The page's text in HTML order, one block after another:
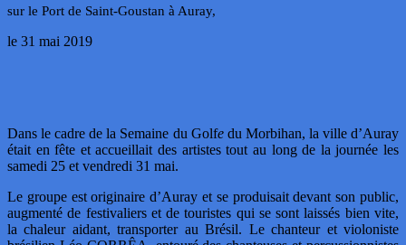
sur le Port de Saint-Goustan à Auray,
le 31 mai 2019
Dans le cadre de la Semaine du Golfedu Morbihan, la ville d’Auray
était en fête et accueillait des artistes tout au long de la journée les
samedi 25 et vendredi 31 mai.
Le groupe est originaire d’Auray et se produisait devant son public,
augmenté de festivaliers et de touristes qui se sont laissés bien vite,
la chaleur aidant, transporter au Brésil. Le chanteur et violoniste